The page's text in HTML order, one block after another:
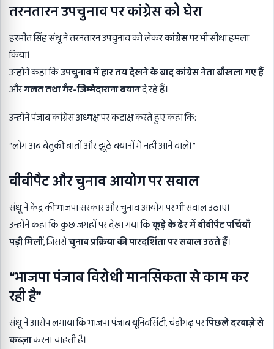
तरनतारन उपचुनाव पर कांग्रेस को घेरा
हरमीत सिंह संधू ने तरनतारन उपचुनाव को लेकरकांग्रेसपर भी सीधा हमला
किया।
उन्होंने कहा किउपचुनाव में हार तय देखने के बाद कांग्रेस नेता बौखला गए हैं
औरगलत तथा गैर-जिम्मेदाराना बयानदे रहे हैं।
उन्होंने पंजाब कांग्रेस अध्यक्ष पर कटाक्ष करते हुए कहा कि:
“लोग अब बेतुकी बातों और झूठे बयानों में नहीं आने वाले।”
वीवीपैट और चुनाव आयोग पर सवाल
संधू ने केंद्र की भाजपा सरकार और चुनाव आयोग पर भी सवाल उठाए।
उन्होंने कहा कि कुछ जगहों पर देखा गया किकूड़े के ढेर में वीवीपैट पर्चियाँ
पड़ी मिलीं, जिससेचुनाव प्रक्रिया की पारदर्शिता पर सवाल उठते हैं।
“भाजपा पंजाब विरोधी मानसिकता से काम कर
रही है”
संधू ने आरोप लगाया कि भाजपा पंजाब यूनिवर्सिटी, चंडीगढ़ परपिछले दरवाज़े से
कब्ज़ाकरना चाहती है।